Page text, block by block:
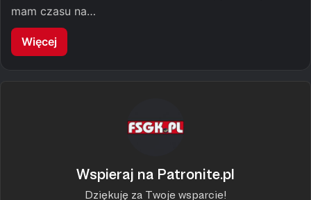
mam czasu na…
Więcej